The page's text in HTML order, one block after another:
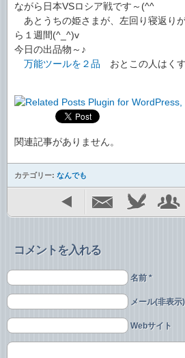
ながら日本VSロシア戦です～(^^ゞ
あとうちの姫さまが、左回り寝返り
ら１週間(^_^)v
今日の出品物～♪
万能ツールを２品 おとこの人はく
関連記事がありません。
カテゴリー: なんでも
コメントを入れる
名前 *
メール(非表示
Webサイト